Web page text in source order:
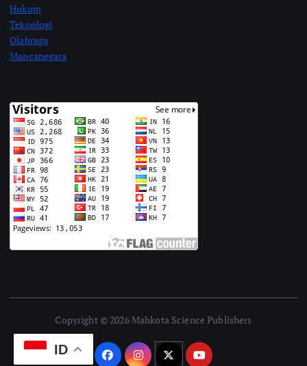
Hukum
Teknologi
Olahraga
Mancanegara
Copyright © 2026 Mahkota Science Publishers
ID